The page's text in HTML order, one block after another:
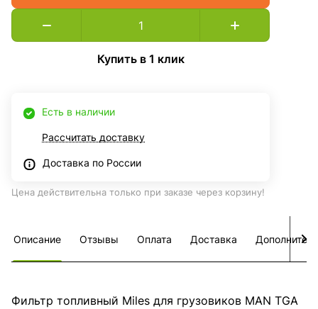
Купить в 1 клик
Есть в наличии
Рассчитать доставку
Доставка по России
Цена действительна только при заказе через корзину!
Описание Отзывы Оплата Доставка
Фильтр топливный Miles для грузовиков MAN TGA